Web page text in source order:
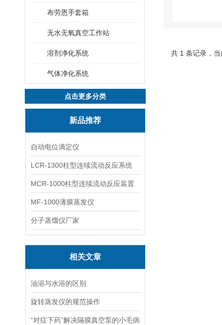
布劳恩手套箱
无水无氧真空工作站
溶剂净化系统
气体净化系统
点击更多分类
新品推荐
自动电位滴定仪
LCR-1300柱型连续流动反应系统
MCR-1000柱型连续流动反应装置
MF-1000薄膜蒸发仪
分子蒸馏仪厂家
相关文章
油浴与水浴的区别
旋转蒸发仪的规范操作
“对症下药”解决隔膜真空泵的小毛病
共 1 条记录，